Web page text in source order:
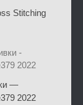
Stitching
—
2022